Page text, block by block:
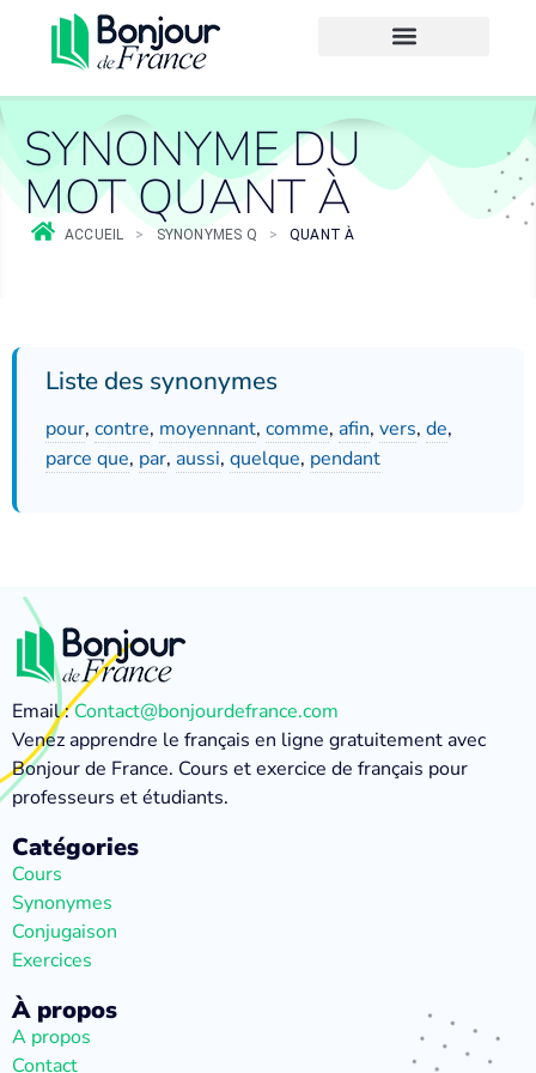
SYNONYME DU
MOT QUANT À
ACCUEIL > SYNONYMES Q > QUANT À
Liste des synonymes
pour, contre, moyennant, comme, afin, vers, de,
parce que, par, aussi, quelque, pendant
Email :Contact@bonjourdefrance.com
Venez apprendre le français en ligne gratuitement avec
Bonjour de France. Cours et exercice de français pour
professeurs et étudiants.
Catégories
Cours
Synonymes
Conjugaison
Exercices
À propos
A propos
Contact